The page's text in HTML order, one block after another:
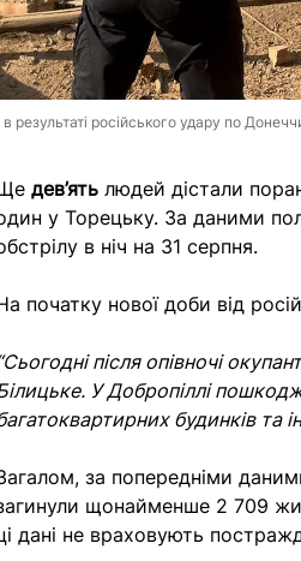
результаті російського удару по
дев’ять людей дістали
у Торецьку. За даними
в ніч на 31 серпня.
початку нової доби від
після опівночі
У Добропіллі
будинків та
за попередніми
щонайменше 2 709
дані не враховують